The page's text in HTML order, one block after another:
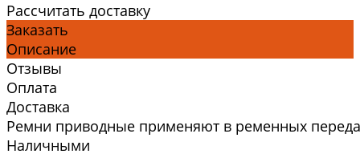
Рассчитать доставку
Заказать
Описание
Отзывы
Оплата
Доставка
Ремни приводные применяют в ременных
Наличными